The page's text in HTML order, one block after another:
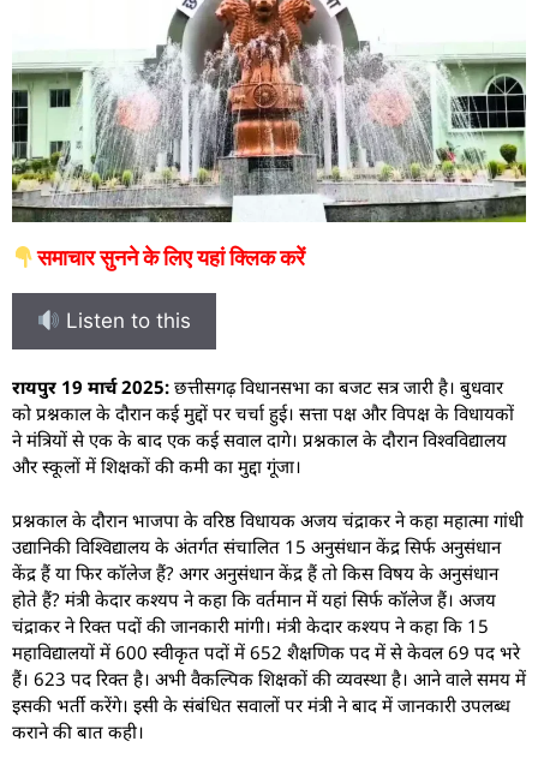
समाचार सुनने के लिए यहां क्लिक करें
Listen to this
रायपुर 19 मार्च 2025: छत्तीसगढ़ विधानसभा का बजट सत्र जारी है। बुधवार
को प्रश्नकाल के दौरान कई मुद्दों पर चर्चा हुई। सत्ता पक्ष और विपक्ष के विधायकों
ने मंत्रियों से एक के बाद एक कई सवाल दागे। प्रश्नकाल के दौरान विश्वविद्यालय
और स्कूलों में शिक्षकों की कमी का मुद्दा गूंजा।
प्रश्नकाल के दौरान भाजपा के वरिष्ठ विधायक अजय चंद्राकर ने कहा महात्मा गांधी
उद्यानिकी विश्विद्यालय के अंतर्गत संचालित 15 अनुसंधान केंद्र सिर्फ अनुसंधान
केंद्र हैं या फिर कॉलेज हैं? अगर अनुसंधान केंद्र हैं तो किस विषय के अनुसंधान
होते हैं? मंत्री केदार कश्यप ने कहा कि वर्तमान में यहां सिर्फ कॉलेज हैं। अजय
चंद्राकर ने रिक्त पदों की जानकारी मांगी। मंत्री केदार कश्यप ने कहा कि 15
महाविद्यालयों में 600 स्वीकृत पदों में 652 शैक्षणिक पद में से केवल 69 पद भरे
हैं। 623 पद रिक्त है। अभी वैकल्पिक शिक्षकों की व्यवस्था है। आने वाले समय में
इसकी भर्ती करेंगे। इसी के संबंधित सवालों पर मंत्री ने बाद में जानकारी उपलब्ध
कराने की बात कही।